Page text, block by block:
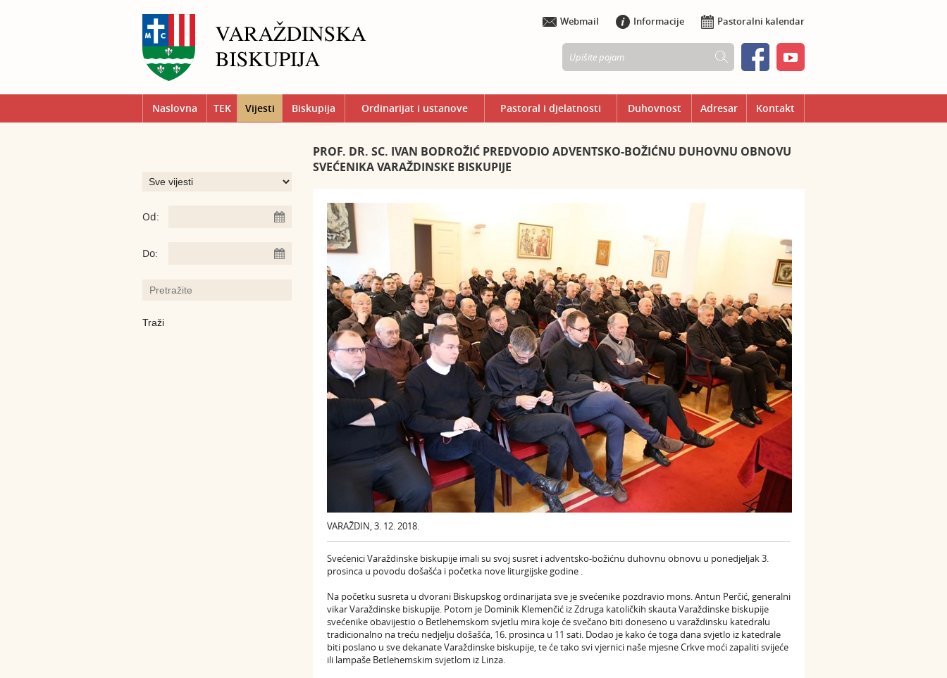
Webmail Informacije Pastoralni kalendar
Naslovna TEK Vijesti Biskupija Ordinarijat i ustanove Pastoral i djelatnosti Duhovnost Adresar Kontakt
Od:
Do:
PROF. DR. SC. IVAN BODROŽIĆ PREDVODIO ADVENTSKO-BOŽIĆNU DUHOVNU OBNOVU
SVEĆENIKA VARAŽDINSKE BISKUPIJE
VARAŽDIN, 3. 12. 2018.
Svećenici Varaždinske biskupije imali su svoj susret i adventsko-božićnu duhovnu obnovu u ponedjeljak 3.
prosinca u povodu došašća i početka nove liturgijske godine .
Na početku susreta u dvorani Biskupskog ordinarijata sve je svećenike pozdravio mons. Antun Perčić, generalni
vikar Varaždinske biskupije. Potom je Dominik Klemenčić iz Zdruga katoličkih skauta Varaždinske biskupije
svećenike obavijestio o Betlehemskom svjetlu mira koje će svečano biti doneseno u varaždinsku katedralu
tradicionalno na treću nedjelju došašća, 16. prosinca u 11 sati. Dodao je kako će toga dana svjetlo iz katedrale
biti poslano u sve dekanate Varaždinske biskupije, te će tako svi vjernici naše mjesne Crkve moći zapaliti svijeće
ili lampaše Betlehemskim svjetlom iz Linza.